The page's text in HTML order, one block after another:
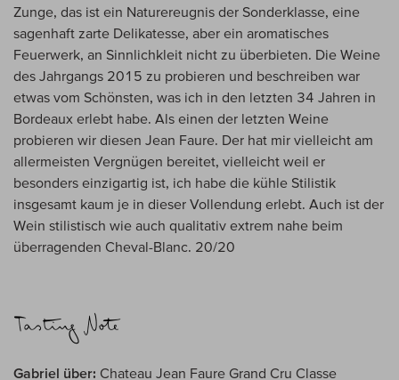
Zunge, das ist ein Naturereugnis der Sonderklasse, eine
sagenhaft zarte Delikatesse, aber ein aromatisches
Feuerwerk, an Sinnlichkleit nicht zu überbieten. Die Weine
des Jahrgangs 2015 zu probieren und beschreiben war
etwas vom Schönsten, was ich in den letzten 34 Jahren in
Bordeaux erlebt habe. Als einen der letzten Weine
probieren wir diesen Jean Faure. Der hat mir vielleicht am
allermeisten Vergnügen bereitet, vielleicht weil er
besonders einzigartig ist, ich habe die kühle Stilistik
insgesamt kaum je in dieser Vollendung erlebt. Auch ist der
Wein stilistisch wie auch qualitativ extrem nahe beim
überragenden Cheval-Blanc. 20/20
Gabriel über: Chateau Jean Faure Grand Cru Classe